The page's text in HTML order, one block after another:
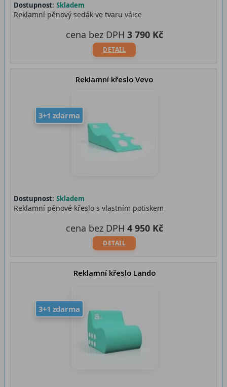
Dostupnost: Skladem
Reklamní pěnový sedák ve tvaru válce
DETAIL
cena bez DPH 3 790 Kč
Reklamní křeslo Vevo
3+1 zdarma
Dostupnost: Skladem
Reklamní pěnové křeslo s vlastním potiskem
DETAIL
cena bez DPH 4 950 Kč
Reklamní křeslo Lando
3+1 zdarma